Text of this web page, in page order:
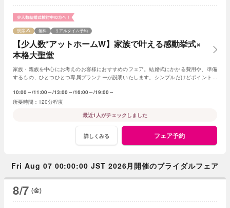
【少人数*アットホームW】家族で叶える感動挙式×
本格大聖堂
残席 無料 リアルタイム予約
家族・親族を中心にお考えのお客様におすすめのフェア。結婚式にかかる費用や、準備
するもの、ひとつひとつ専属プランナーが説明いたします。シンプルだけどポイントを
10:00～ 11:00～ 13:00～ 16:00～ 19:00～
120分程度
最近1人がチェックしました
詳しくみる フェア予約
Fri Aug 07 00:00:00 JST 2026月開催のブライダルフェア
8/7 (金)